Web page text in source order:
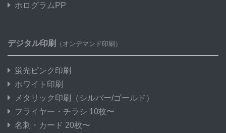
ホログラムPP
デジタル印刷 （オンデマンド印刷）
蛍光ピンク印刷
ホワイト印刷
メタリック印刷
（シルバー/ゴールド）
フライヤー・チラシ 10枚〜
名刺・カード 20枚〜